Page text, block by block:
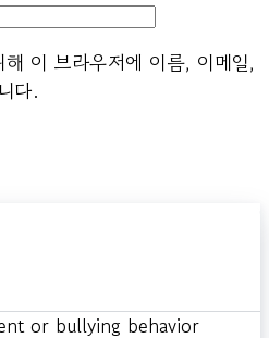
이 브라우저에 이름, 이메일,
다.
or bullying behavior